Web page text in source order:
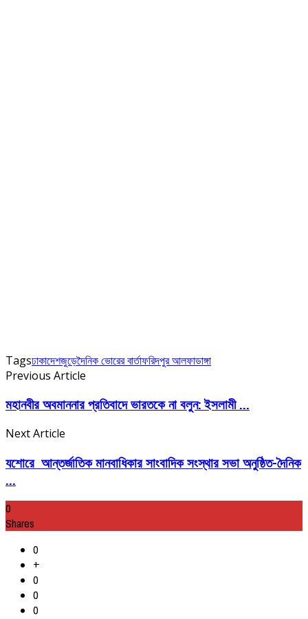
Tagsঢাকাদেশজুড়েদৈনিক ভোরের বার্তাফরিদপুর আলফাডাঙ্গা
Previous Article
মহানবীর অবমাননার প্রতিবাদে ভারতকে না বলুন: ইসলামী ...
Next Article
যশোরে আন্তর্জাতিক মানবাধিকার সাংবাদিক সংস্থার সভা অনুষ্ঠিত-দৈনিক
...
0
Shares
0
+
0
0
0